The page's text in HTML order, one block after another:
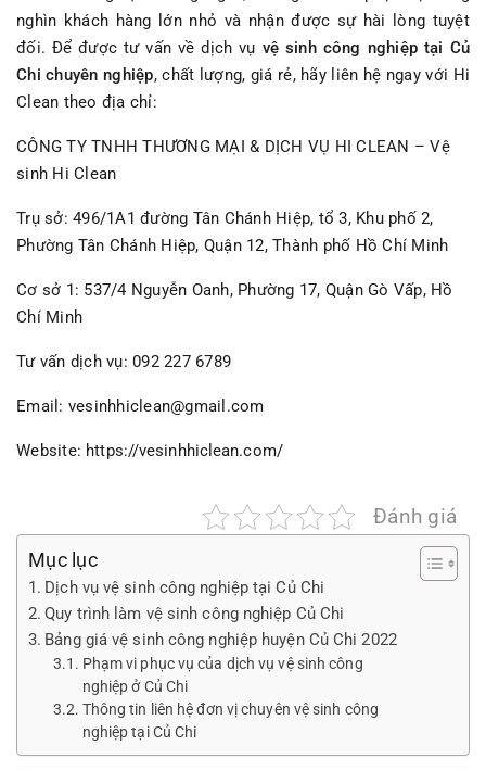
nghìn khách hàng lớn nhỏ và nhận được sự hài lòng tuyệt
đối. Để được tư vấn về dịch vụ vệ sinh công nghiệp tại Củ
Chi chuyên nghiệp, chất lượng, giá rẻ, hãy liên hệ ngay với Hi
Clean theo địa chỉ:
CÔNG TY TNHH THƯƠNG MẠI & DỊCH VỤ HI CLEAN – Vệ
sinh Hi Clean
Trụ sở: 496/1A1 đường Tân Chánh Hiệp, tổ 3, Khu phố 2,
Phường Tân Chánh Hiệp, Quận 12, Thành phố Hồ Chí Minh
Cơ sở 1: 537/4 Nguyễn Oanh, Phường 17, Quận Gò Vấp, Hồ
Chí Minh
Tư vấn dịch vụ: 092 227 6789
Email: vesinhhiclean@gmail.com
Website: https://vesinhhiclean.com/
Đánh giá
Mục lục
Dịch vụ vệ sinh công nghiệp tại Củ Chi
Quy trình làm vệ sinh công nghiệp Củ Chi
Bảng giá vệ sinh công nghiệp huyện Củ Chi 2022
Phạm vi phục vụ của dịch vụ vệ sinh công
nghiệp ở Củ Chi
Thông tin liên hệ đơn vị chuyên vệ sinh công
nghiệp tại Củ Chi